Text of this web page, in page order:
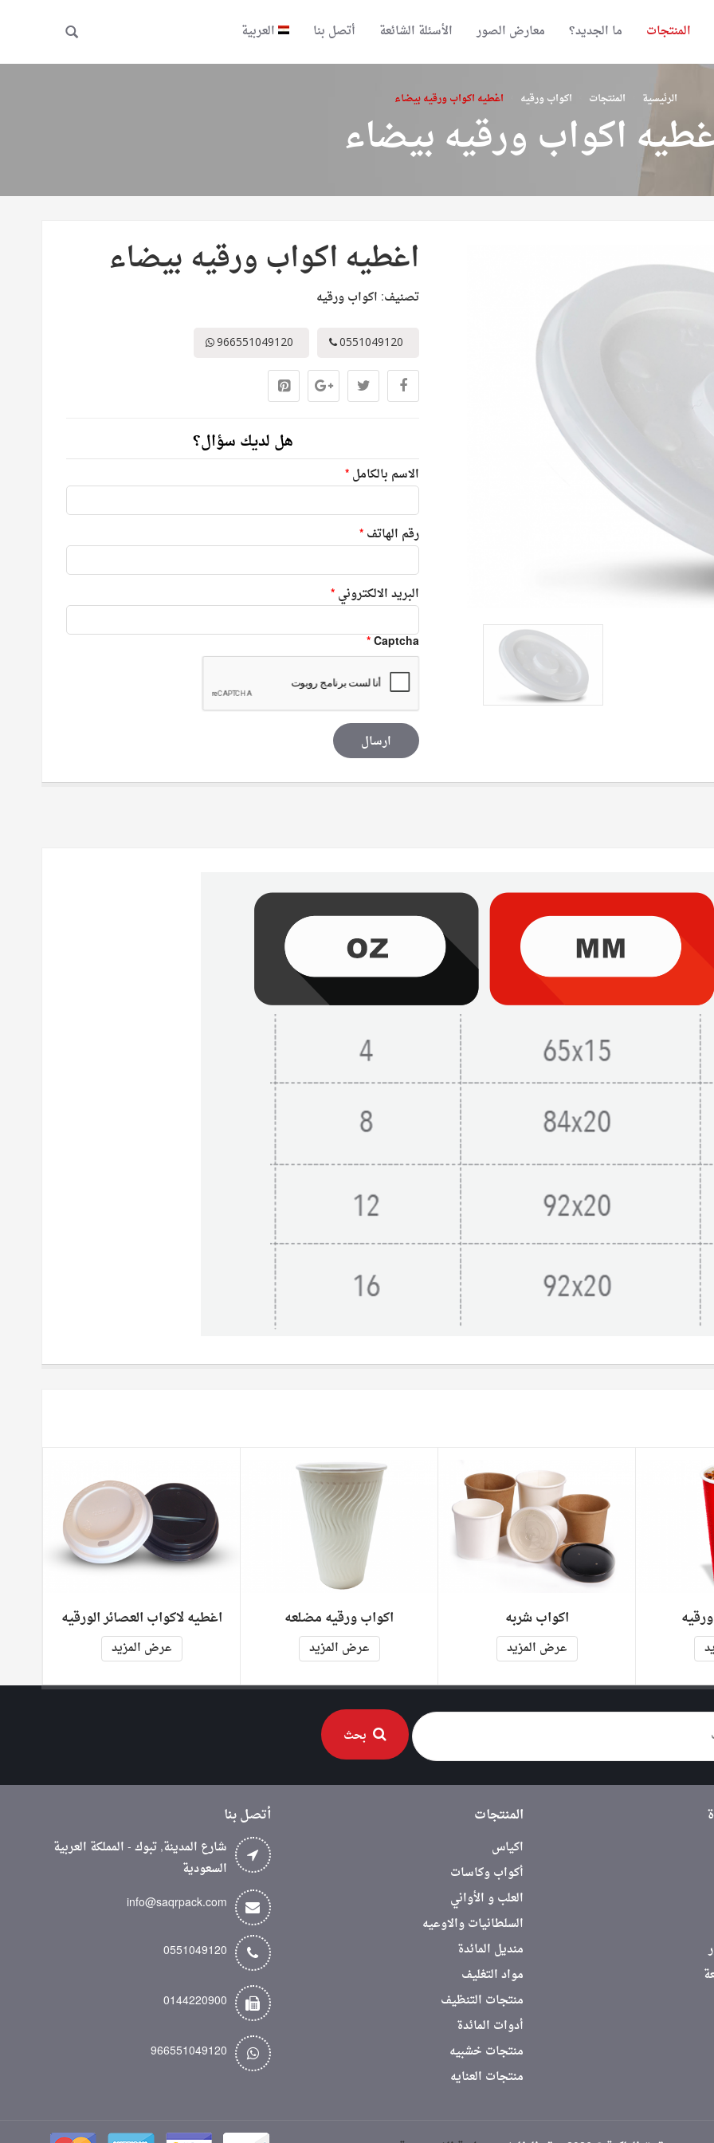
المنتجات ما الجديد؟ معارض الصور الأسئلة الشائعة أتصل بنا العربية
الرئيسية المنتجات اكواب ورقيه اغطيه اكواب ورقيه بيضاء
اكواب ورقيه بيضاء
اغطيه اكواب ورقيه بيضاء
تصنيف: اكواب ورقيه
0551049120
966551049120
هل لديك سؤال؟
الاسم بالكامل*
رقم الهاتف*
البريد الالكتروني*
Captcha
*
اغطيه لاكواب العصائر الورقيه
عرض المزيد
اكواب ورقيه مضلعه
عرض المزيد
اكواب شربه
عرض المزيد
بحث
المنتجات
اكياس
أكواب وكاسات
العلب و الأواني
السلطانيات والاوعيه
منديل المائدة
مواد التغليف
منتجات التنظيف
أدوات المائدة
منتجات خشبيه
منتجات العنايه
أتصل بنا
شارع المدينة, تبوك - المملكة العربية
السعودية
info@saqrpack.com
0551049120
0144220900
966551049120